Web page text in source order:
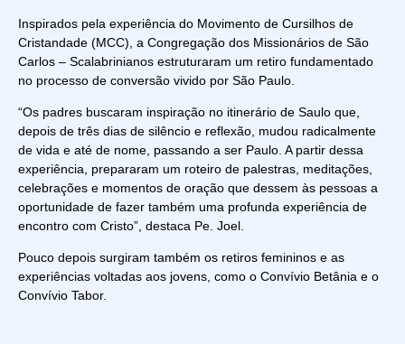
Inspirados pela experiência do Movimento de Cursilhos de
Cristandade (MCC), a Congregação dos Missionários de São
Carlos – Scalabrinianos estruturaram um retiro fundamentado
no processo de conversão vivido por São Paulo.
“Os padres buscaram inspiração no itinerário de Saulo que,
depois de três dias de silêncio e reflexão, mudou radicalmente
de vida e até de nome, passando a ser Paulo. A partir dessa
experiência, prepararam um roteiro de palestras, meditações,
celebrações e momentos de oração que dessem às pessoas a
oportunidade de fazer também uma profunda experiência de
encontro com Cristo”, destaca Pe. Joel.
Pouco depois surgiram também os retiros femininos e as
experiências voltadas aos jovens, como o Convívio Betânia e o
Convívio Tabor.